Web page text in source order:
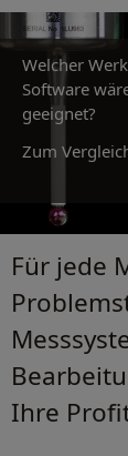
Welcher
Software
geeignet?
Zum
Für jede
Ihre